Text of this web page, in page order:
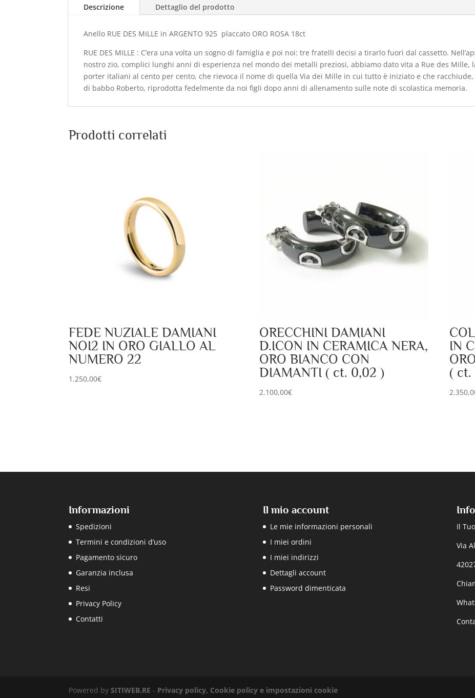
Descrizione Dettaglio del prodotto
Anello RUE DES MILLE in ARGENTO 925 placcato ORO ROSA 18ct
RUE DES MILLE : C’era una volta un sogno di famiglia e poi noi: tre fratelli decisi a tirarlo fuori dal cassetto.
nostro zio, complici lunghi anni di esperienza nel mondo dei metalli preziosi, abbiamo dato vita a Rue des
porter italiani al cento per cento, che rievoca il nome di quella Via dei Mille in cui tutto è iniziato e che
di babbo Roberto, riprodotta fedelmente da noi figli dopo anni di allenamento sulle note di scolastica memoria.
Prodotti correlati
FEDE NUZIALE DAMIANI
NOI2 IN ORO GIALLO AL
NUMERO 22
1.250,00€
ORECCHINI DAMIANI
D.ICON IN CERAMICA NERA,
ORO BIANCO CON
DIAMANTI ( ct. 0,02 )
2.100,00€
IN
( ct.
Informazioni
Spedizioni
Termini e condizioni d’uso
Pagamento sicuro
Garanzia inclusa
Resi
Privacy Policy
Contatti
Il mio account
Le mie informazioni personali
I miei ordini
I miei indirizzi
Dettagli account
Password dimenticata
Il
Via
Powered bySITIWEB.RE - Privacy policy, Cookie policy e impostazioni cookie